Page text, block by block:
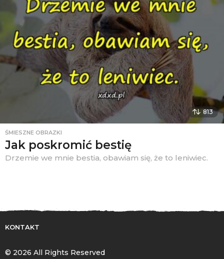
813
ŚMIESZNE OBRAZKI
Jak poskromić bestię
Drzemie we mnie bestia, obawiam się, że to leniwiec.
KONTAKT
© 2026 All Rights Reserved